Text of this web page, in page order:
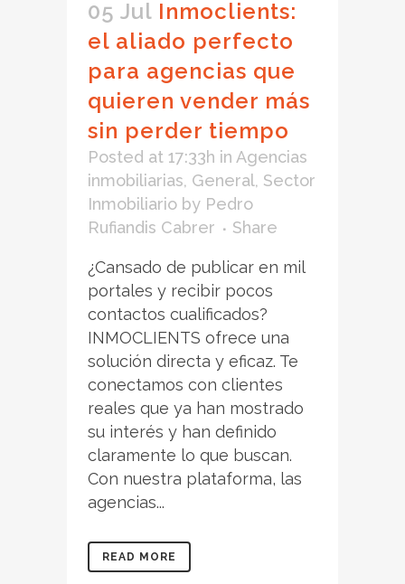
05 Jul Inmoclients:
el aliado perfecto
para agencias que
quieren vender más
sin perder tiempo
Posted at 17:33h in Agencias
inmobiliarias, General, Sector
Inmobiliario by Pedro
Rufiandis Cabrer
Share
¿Cansado de publicar en mil
portales y recibir pocos
contactos cualificados?
INMOCLIENTS ofrece una
solución directa y eficaz. Te
conectamos con clientes
reales que ya han mostrado
su interés y han definido
claramente lo que buscan.
Con nuestra plataforma, las
agencias...
READ MORE